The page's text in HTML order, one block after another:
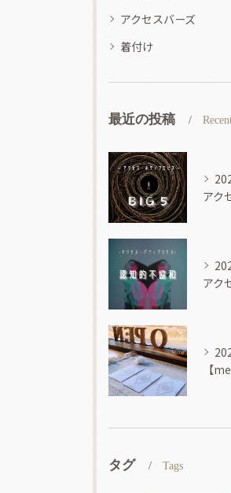
アクセスバーズ
着付け
最近の投稿
タグ Tags